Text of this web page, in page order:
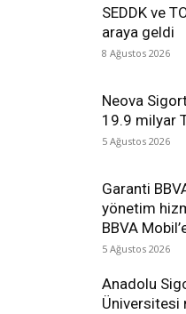
SEDDK ve
araya geldi
8 Ağustos 2026
Neova
19.9 milyar
5 Ağustos 2026
Garanti
yönetim
BBVA
5 Ağustos 2026
Anadolu
Üniversitesi